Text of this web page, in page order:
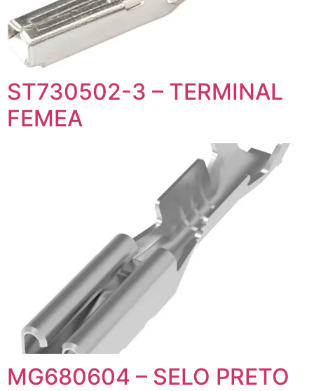
ST730502-3 – TERMINAL
FEMEA
MG680604 – SELO PRETO